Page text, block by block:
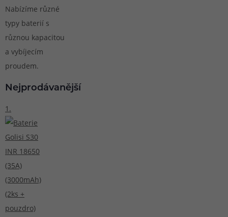
Nabízíme různé
typy baterií s
různou kapacitou
a vybíjecím
proudem.
Nejprodávanější
1.